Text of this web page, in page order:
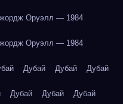
Оруэлл — 1984
Оруэлл — 1984
Дубай Дубай Дубай
Дубай Дубай Дубай